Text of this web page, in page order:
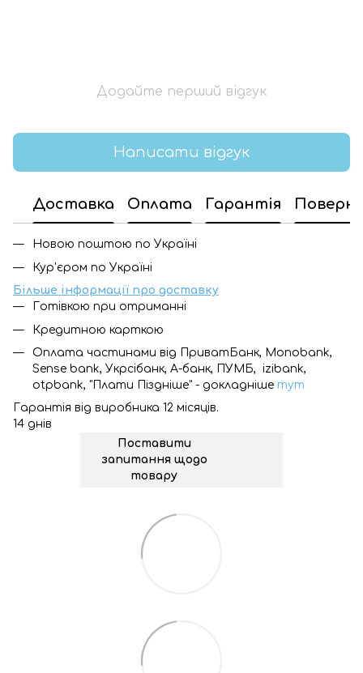
Додайте перший відгук
Написати відгук
Доставка Оплата Гарантія
Новою поштою по Україні
Кур'єром по Україні
Більше інформації про доставку
Готівкою при отриманні
Кредитною карткою
Оплата частинами від ПриватБанк, Monobank,
Sense bank, Укрсібанк, А-банк, ПУМБ, izibank,
otpbank, "Плати Піздніше" - докладніше тут
Гарантія від виробника 12 місяців.
14 днів
Поставити
запитання щодо
товару